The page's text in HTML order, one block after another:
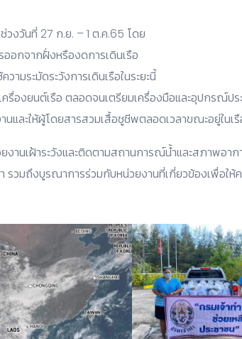
วงวันที่ 27 ก.ย. – 1 ต.ค.65 โดย
ออกจากฝั่งหรืองดการเดินเรือ
ามระมัดระวังการเดินเรือในระยะนี้
รื่องยนต์เรือ ตลอดจนเตรียมเครื่องมือและอุปกรณ์ปร
และให้ผู้โดยสารสวมเสื้อชูชีพตลอดเวลาขณะอยู่ในเ
งานเฝ้าระวังและติดตามสถานการณ์น้ำและสภาพอาก
รวมถึงบูรณาการร่วมกับหน่วยงานที่เกี่ยวข้องเพื่อให้